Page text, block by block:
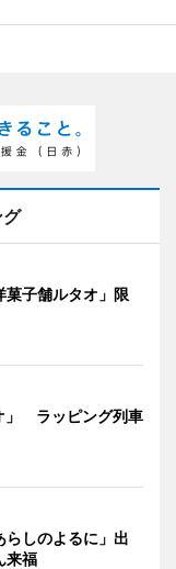
菓子舗ルタオ」限
」 ラッピング列車
らしのよるに」出
来福